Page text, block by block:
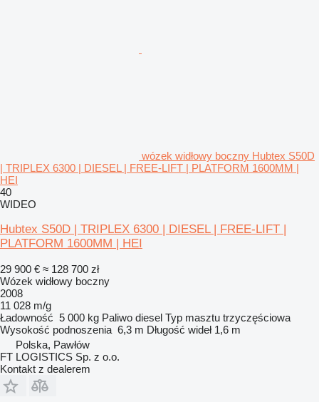
wózek widłowy boczny Hubtex S50D
| TRIPLEX 6300 | DIESEL | FREE-LIFT | PLATFORM 1600MM |
HEI
40
WIDEO
Hubtex S50D | TRIPLEX 6300 | DIESEL | FREE-LIFT |
PLATFORM 1600MM | HEI
29 900 € ≈ 128 700 zł
Wózek widłowy boczny
2008
11 028 m/g
Ładowność 5 000 kg Paliwo diesel Typ masztu trzyczęściowa
Wysokość podnoszenia 6,3 m Długość wideł 1,6 m
Polska, Pawłów
FT LOGISTICS Sp. z o.o.
Kontakt z dealerem